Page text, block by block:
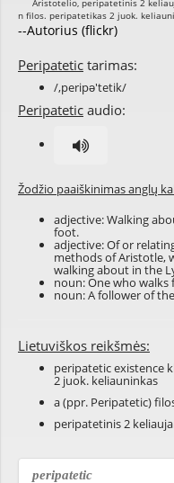
--Autorius (flickr)
Peripatetic tarimas:
/,peripə'tetik/
Peripatetic audio:
Žodžio paaiškinimas anglų
adjective: Walking
foot.
adjective: Of or
methods of Aristotle,
walking about in the
noun: One who
noun: A follower of
Lietuviškos reikšmės:
peripatetic existence
2 juok. keliauninkas
a (ppr. Peripatetic)
peripatetinis 2
peripatetic